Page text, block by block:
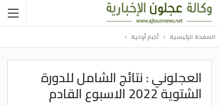
الصفحة الرئيسية أخبار أردنية
العجلوني : نتائج الشامل للدورة
الشتوية 2022 الاسبوع القادم